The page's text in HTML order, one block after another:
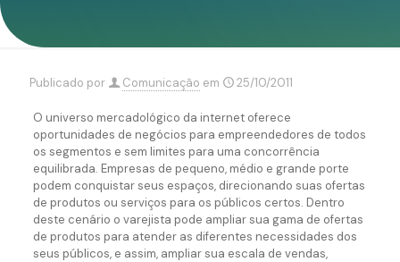
Publicado por Comunicação em 25/10/2011
O universo mercadológico da internet oferece
oportunidades de negócios para empreendedores de todos
os segmentos e sem limites para uma concorrência
equilibrada. Empresas de pequeno, médio e grande porte
podem conquistar seus espaços, direcionando suas ofertas
de produtos ou serviços para os públicos certos. Dentro
deste cenário o varejista pode ampliar sua gama de ofertas
de produtos para atender as diferentes necessidades dos
seus públicos, e assim, ampliar sua escala de vendas,